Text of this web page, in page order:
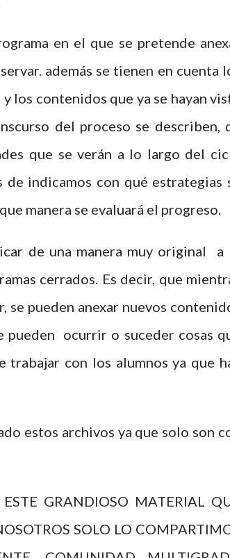
en el que se pretende
además se tienen en cuenta
los contenidos que ya se hayan
del proceso se describen,
que se verán a lo largo del
indicamos con qué estrategias
manera se evaluará el progreso.
de una manera muy original a
cerrados. Es decir, que
pueden anexar nuevos
pueden ocurrir o suceder cosas
trabajar con los alumnos ya que
estos archivos ya que solo son
GRANDIOSO MATERIAL
SOLO LO